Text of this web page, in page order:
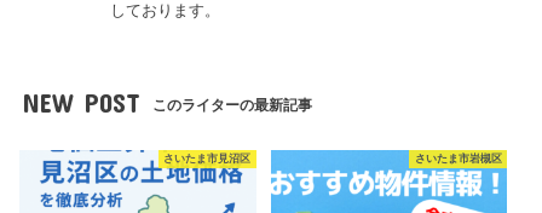
しております。
NEW POST このライターの最新記事
さいたま市見沼区 さいたま市岩槻区